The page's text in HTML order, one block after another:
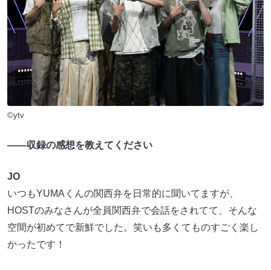
©ytv
――収録の感想を教えてください
JO
いつもYUMAくんの関西弁を日常的に聞いてますが、
HOSTのみなさんが全員関西弁で会話をされてて、そんな
空間が初めてで新鮮でした。笑いも多くてものすごく楽し
かったです！